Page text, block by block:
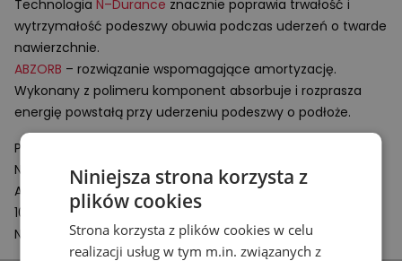
Technologia N–Durance znacznie poprawia trwałość i
wytrzymałość podeszwy obuwia podczas uderzeń o twarde
nawierzchnie.
ABZORB – rozwiązanie wspomagające amortyzację.
Wykonany z polimeru komponent absorbuje i rozprasza
energię powstałą przy uderzeniu podeszwy o podłoże.
Podmiot odpowiedzialny:
New Balance Europe BV
A-Factorij, Pilotenstraat 35 – 45
1059 CH Amsterdam
Netherlands
Niniejsza strona korzysta z
plików cookies
Strona korzysta z plików cookies w celu
realizacji usług w tym m.in. związanych z